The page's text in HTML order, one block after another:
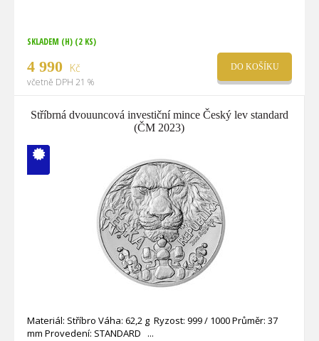
SKLADEM (H) (2 KS)
4 990 Kč
včetně DPH 21 %
DO KOŠÍKU
Stříbrná dvouuncová investiční mince Český lev standard
(ČM 2023)
V ČM zcela
Materiál: Stříbro Váha: 62,2 g Ryzost: 999 / 1000 Průměr: 37
mm Provedení: STANDARD